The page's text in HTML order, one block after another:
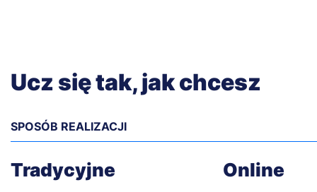
Ucz się tak, jak chcesz
SPOSÓB REALIZACJI
Tradycyjne Online